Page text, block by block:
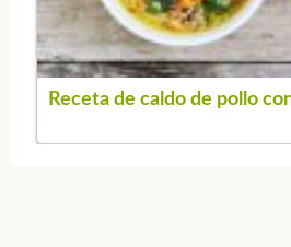
Receta de caldo de pollo